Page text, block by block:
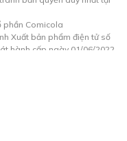
phần Comicola
Xuất bản phẩm điện tử số
hành cấp ngày 01/06/2022